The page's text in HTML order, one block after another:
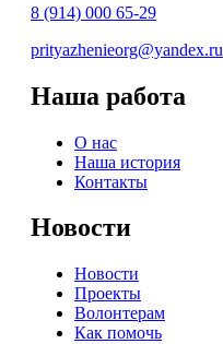
8 (914) 000 65-29
prityazhenieorg@yandex.ru
Наша работа
О нас
Наша история
Контакты
Новости
Новости
Проекты
Волонтерам
Как помочь